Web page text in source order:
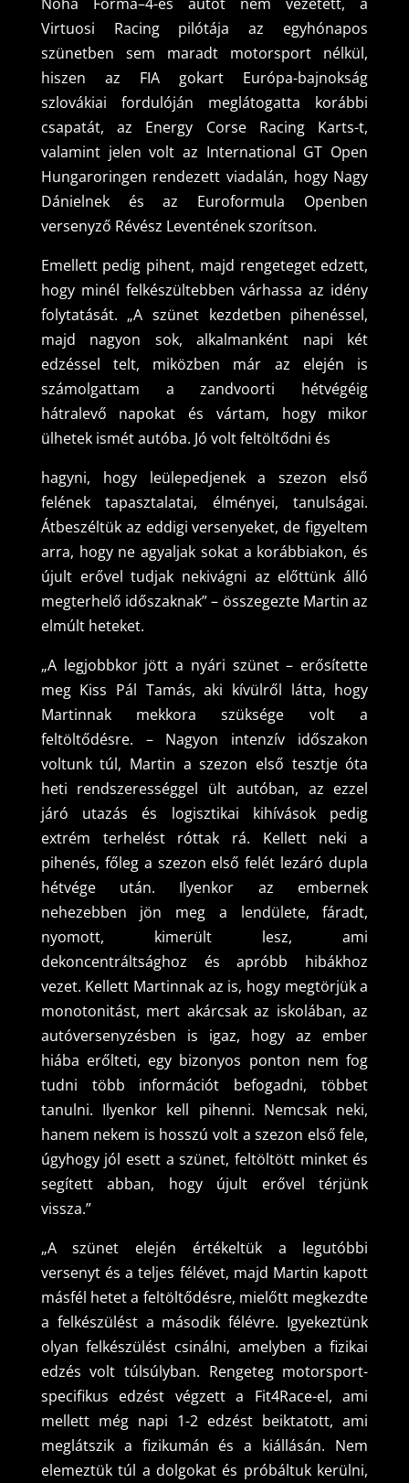
Virtuosi Racing pilótája az egyhónapos
szünetben sem maradt motorsport nélkül,
hiszen az FIA gokart Európa-bajnokság
szlovákiai fordulóján meglátogatta korábbi
csapatát, az Energy Corse Racing Karts-t,
valamint jelen volt az International GT Open
Hungaroringen rendezett viadalán, hogy Nagy
Dánielnek és az Euroformula Openben
versenyző Révész Leventének szorítson.
Emellett pedig pihent, majd rengeteget edzett,
hogy minél felkészültebben várhassa az idény
folytatását. „A szünet kezdetben pihenéssel,
majd nagyon sok, alkalmanként napi két
edzéssel telt, miközben már az elején is
számolgattam a zandvoorti hétvégéig
hátralevő napokat és vártam, hogy mikor
ülhetek ismét autóba. Jó volt feltöltődni és
hagyni, hogy leülepedjenek a szezon első
felének tapasztalatai, élményei, tanulságai.
Átbeszéltük az eddigi versenyeket, de figyeltem
arra, hogy ne agyaljak sokat a korábbiakon, és
újult erővel tudjak nekivágni az előttünk álló
megterhelő időszaknak” – összegezte Martin az
elmúlt heteket.
„A legjobbkor jött a nyári szünet – erősítette
meg Kiss Pál Tamás, aki kívülről látta, hogy
Martinnak mekkora szüksége volt a
feltöltődésre. – Nagyon intenzív időszakon
voltunk túl, Martin a szezon első tesztje óta
heti rendszerességgel ült autóban, az ezzel
járó utazás és logisztikai kihívások pedig
extrém terhelést róttak rá. Kellett neki a
pihenés, főleg a szezon első felét lezáró dupla
hétvége után. Ilyenkor az embernek
nehezebben jön meg a lendülete, fáradt,
nyomott, kimerült lesz, ami
dekoncentráltsághoz és apróbb hibákhoz
vezet. Kellett Martinnak az is, hogy megtörjük a
monotonitást, mert akárcsak az iskolában, az
autóversenyzésben is igaz, hogy az ember
hiába erőlteti, egy bizonyos ponton nem fog
tudni több információt befogadni, többet
tanulni. Ilyenkor kell pihenni. Nemcsak neki,
hanem nekem is hosszú volt a szezon első fele,
úgyhogy jól esett a szünet, feltöltött minket és
segített abban, hogy újult erővel térjünk
vissza.”
„A szünet elején értékeltük a legutóbbi
versenyt és a teljes félévet, majd Martin kapott
másfél hetet a feltöltődésre, mielőtt megkezdte
a felkészülést a második félévre. Igyekeztünk
olyan felkészülést csinálni, amelyben a fizikai
edzés volt túlsúlyban. Rengeteg motorsport-
specifikus edzést végzett a Fit4Race-el, ami
mellett még napi 1-2 edzést beiktatott, ami
meglátszik a fizikumán és a kiállásán. Nem
elemeztük túl a dolgokat és próbáltuk kerülni,